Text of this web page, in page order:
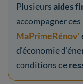
Plusieursaides
accompagner
MaPrimeRénov'
d'économie
conditions de